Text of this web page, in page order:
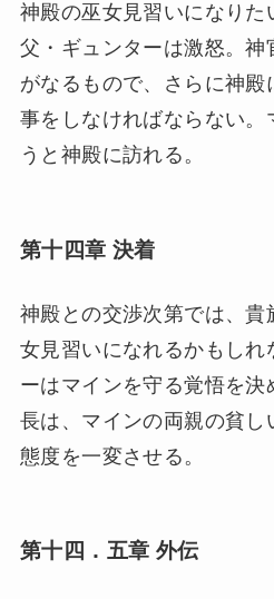
神殿の巫女見習いになりた
父・ギュンターは激怒。神
がなるもので、さらに神
事をしなければならない。
うと神殿に訪れる。
第十四章 決着
神殿との交渉次第では、貴
女見習いになれるかもしれ
ーはマインを守る覚悟を
長は、マインの両親の貧し
態度を一変させる。
第十四．五章 外伝